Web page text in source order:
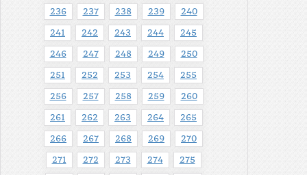
236 237 238 239 240
241 242 243 244 245
246 247 248 249 250
251 252 253 254 255
256 257 258 259 260
261 262 263 264 265
266 267 268 269 270
271 272 273 274 275